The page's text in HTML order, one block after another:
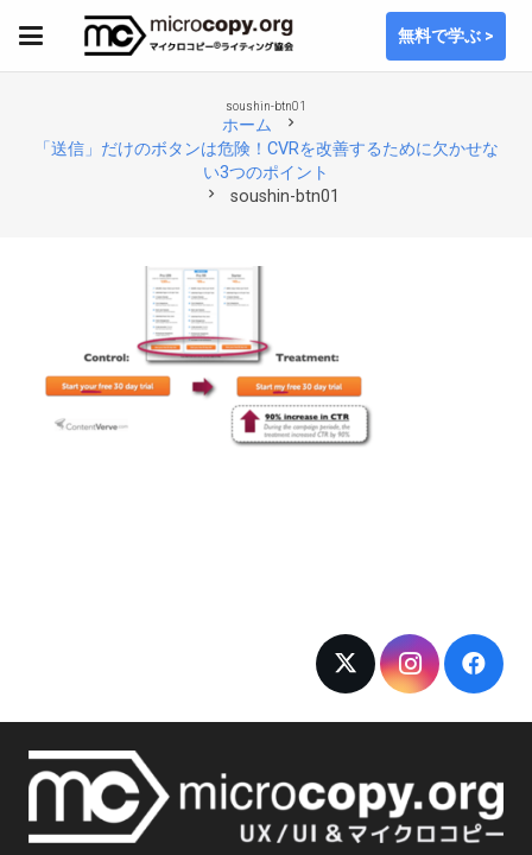
無料で学ぶ >
soushin-btn01
ホーム chevron_right
「送信」だけのボタンは危険！CVRを改善するために欠かせな
い3つのポイント
chevron_right soushin-btn01